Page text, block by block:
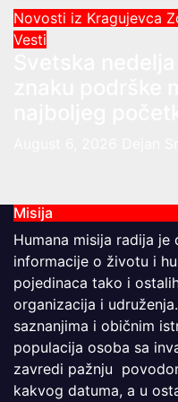
Novosti iz Kragujevca
Vesti
Misija
Humana misija radija je
informacije o životu i
pojedinaca tako i
organizacija i
saznanjima i običnim
populacija osoba sa
zavredi pažnju
kakvog datuma, a u